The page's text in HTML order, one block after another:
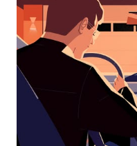
seleccionar
una
fecha.
Pulsa
el
botón
escape
el